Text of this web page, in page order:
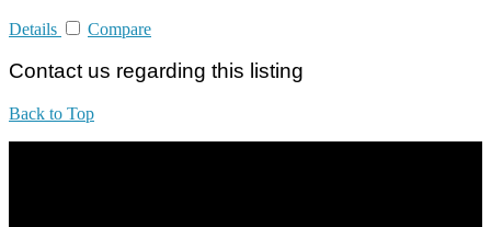
Details Compare
Contact us regarding this listing
Back to Top